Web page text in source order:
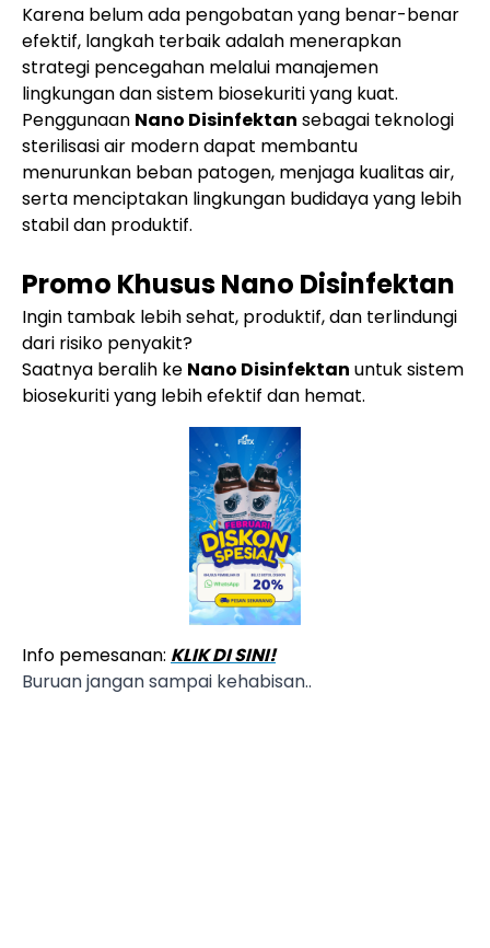
Karena belum ada pengobatan yang benar-benar
efektif, langkah terbaik adalah menerapkan
strategi pencegahan melalui manajemen
lingkungan dan sistem biosekuriti yang kuat.
Penggunaan Nano Disinfektan sebagai teknologi
sterilisasi air modern dapat membantu
menurunkan beban patogen, menjaga kualitas air,
serta menciptakan lingkungan budidaya yang lebih
stabil dan produktif.
Promo Khusus Nano Disinfektan
Ingin tambak lebih sehat, produktif, dan terlindungi
dari risiko penyakit?
Saatnya beralih ke Nano Disinfektan untuk sistem
biosekuriti yang lebih efektif dan hemat.
Info pemesanan: KLIK DI SINI!
Buruan jangan sampai kehabisan..